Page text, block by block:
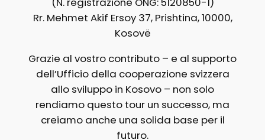
Rr. Mehmet Akif Ersoy 37, Prishtina, 10000,
Kosovë
Grazie al vostro contributo – e al supporto
dell’Ufficio della cooperazione svizzera
allo sviluppo in Kosovo – non solo
rendiamo questo tour un successo, ma
creiamo anche una solida base per il
futuro.